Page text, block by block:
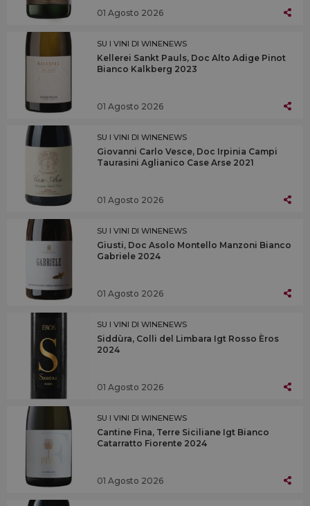
01 Agosto 2026
SU I VINI DI WINENEWS
Kellerei Sankt Pauls, Doc Alto Adige Pinot
Bianco Kalkberg 2023
01 Agosto 2026
SU I VINI DI WINENEWS
Giovanni Carlo Vesce, Doc Irpinia Campi
Taurasini Aglianico Case Arse 2021
01 Agosto 2026
SU I VINI DI WINENEWS
Giusti, Doc Asolo Montello Manzoni Bianco
Gabriele 2024
01 Agosto 2026
SU I VINI DI WINENEWS
Siddùra, Colli del Limbara Igt Rosso Èros
2024
01 Agosto 2026
SU I VINI DI WINENEWS
Cantine Fina, Terre Siciliane Igt Bianco
Catarratto Fiorente 2024
01 Agosto 2026